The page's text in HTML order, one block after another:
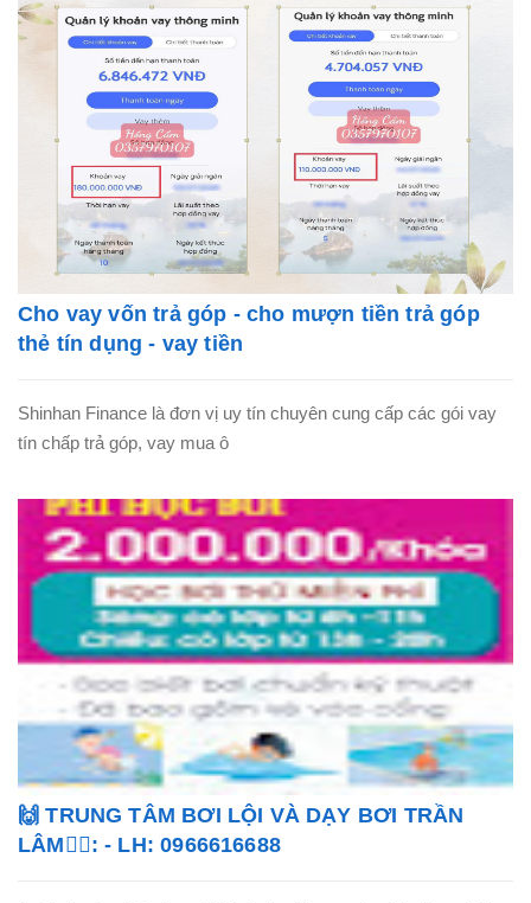
Cho vay vốn trả góp - cho mượn tiền trả góp
thẻ tín dụng - vay tiền
Shinhan Finance là đơn vị uy tín chuyên cung cấp các gói vay
tín chấp trả góp, vay mua ô
🙌 TRUNG TÂM BƠI LỘI VÀ DẠY BƠI TRẦN
LÂM🏊‍♂️: - LH: 0966616688